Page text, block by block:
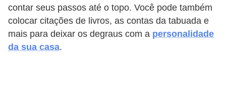
contar seus passos até o topo. Você pode também
colocar citações de livros, as contas da tabuada e
mais para deixar os degraus com a personalidade
da sua casa.